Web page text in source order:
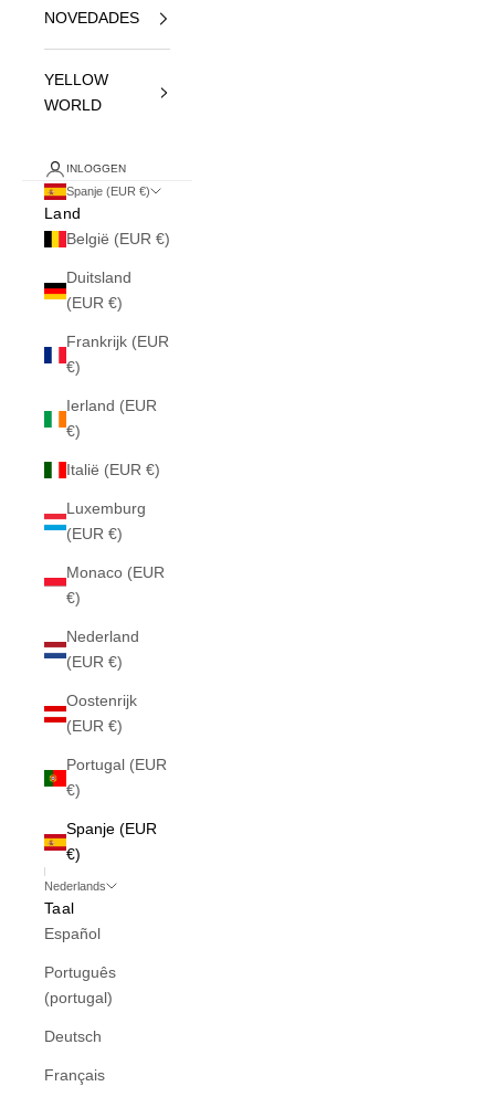
NOVEDADES
YELLOW
WORLD
INLOGGEN
Spanje (EUR €)
Land
België (EUR €)
Duitsland
(EUR €)
Frankrijk (EUR
€)
Ierland (EUR
€)
Italië (EUR €)
Luxemburg
(EUR €)
Monaco (EUR
€)
Nederland
(EUR €)
Oostenrijk
(EUR €)
Portugal (EUR
€)
Spanje (EUR
€)
Nederlands
Taal
Español
Português
(portugal)
Deutsch
Français